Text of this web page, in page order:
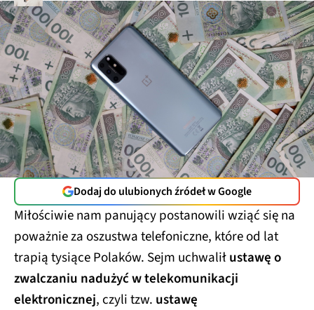
Dodaj do ulubionych źródeł w Google
Miłościwie nam panujący postanowili wziąć się na
poważnie za oszustwa telefoniczne, które od lat
trapią tysiące Polaków. Sejm uchwaliłustawę o
zwalczaniu nadużyć w telekomunikacji
elektronicznej, czyli tzw. ustawę